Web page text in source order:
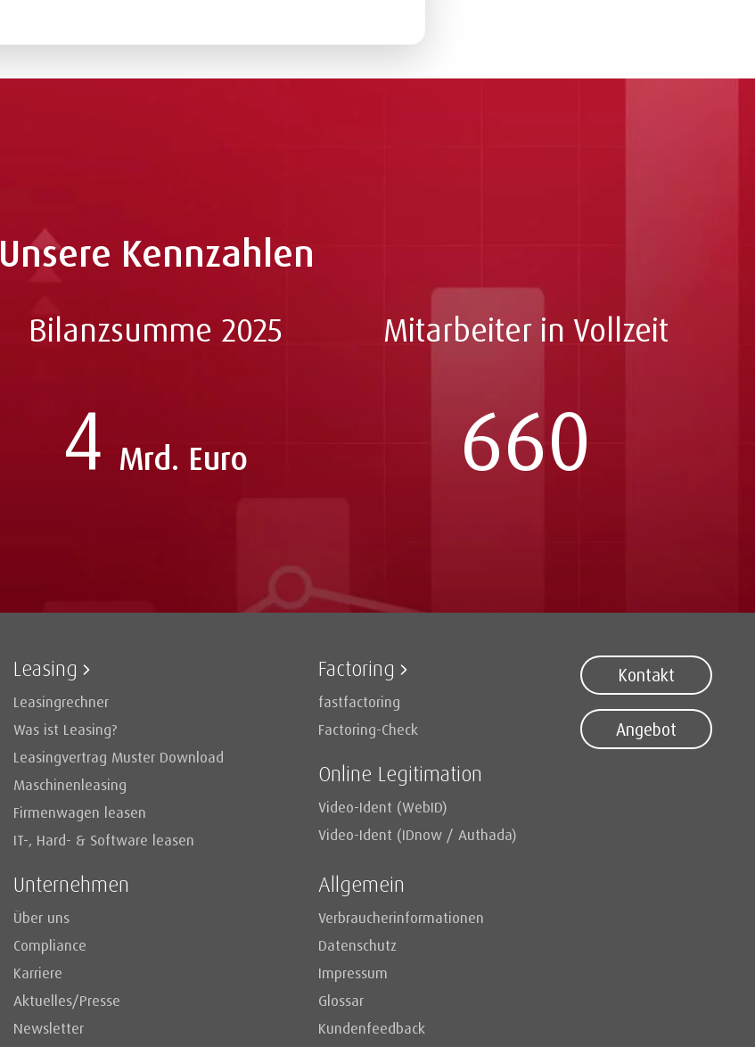
Unsere Kennzahlen
Bilanzsumme 2025
4 Mrd. Euro
Mitarbeiter in Vollzeit
660
Kontakt
Angebot
Leasing
Leasingrechner
Was ist Leasing?
Leasingvertrag Muster Download
Maschinenleasing
Firmenwagen leasen
IT-, Hard- & Software leasen
Factoring
fastfactoring
Factoring-Check
Online Legitimation
Video-Ident (WebID)
Video-Ident (IDnow / Authada)
Unternehmen
Über uns
Compliance
Karriere
Aktuelles/Presse
Newsletter
Allgemein
Verbraucherinformationen
Datenschutz
Impressum
Glossar
Kundenfeedback